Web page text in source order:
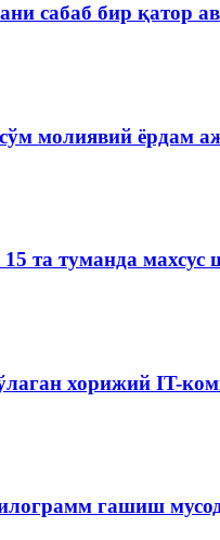
сабаб бир қатор
молиявий ёрдам
та туманда махсус
хорижий IT-
гашиш